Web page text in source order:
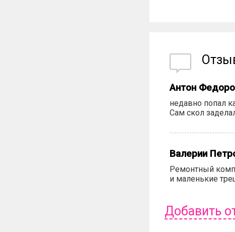
Антон
недавно попал
Сам скол
Валерии
Ремонтный
и маленькие
Добавить